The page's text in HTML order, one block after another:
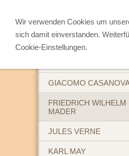
ABENTEUERBÜCHER
GIACOMO
FRIEDRICH WILHELM
MADER
JULES VERNE
KARL MAY
Wir verwenden Cookies um
sich damit einverstanden.
Cookie-Einstellungen.